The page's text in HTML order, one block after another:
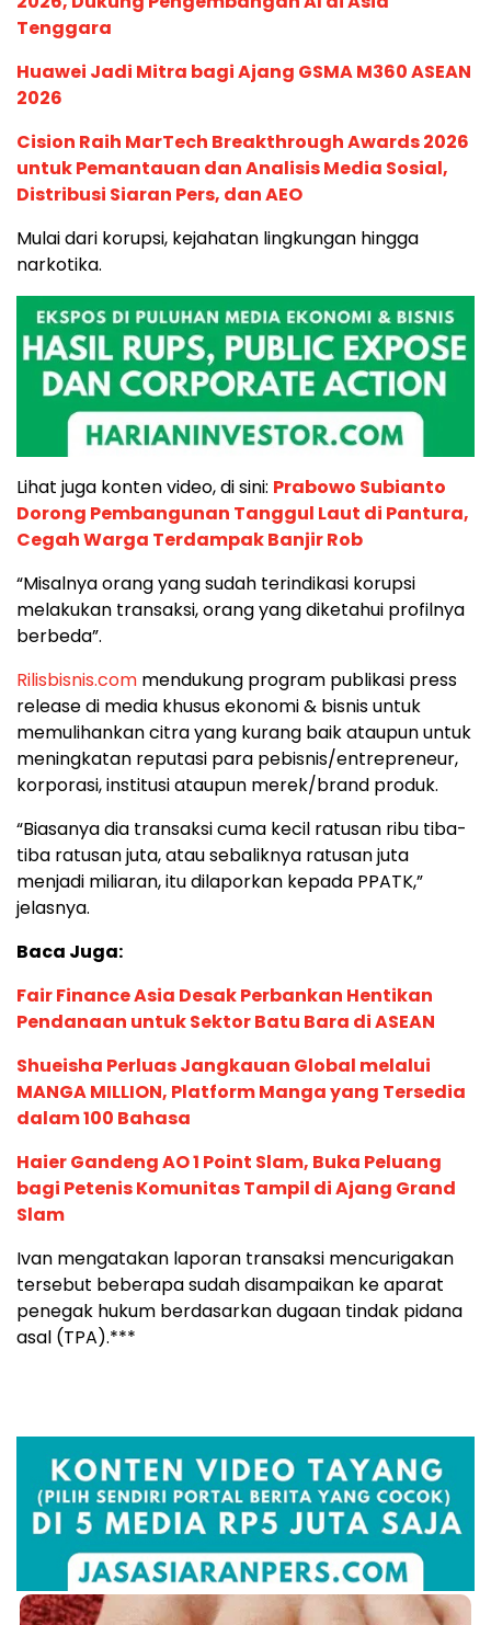
Tenggara
Huawei Jadi Mitra bagi Ajang GSMA M360 ASEAN
2026
Cision Raih MarTech Breakthrough Awards 2026
untuk Pemantauan dan Analisis Media Sosial,
Distribusi Siaran Pers, dan AEO
Mulai dari korupsi, kejahatan lingkungan hingga
narkotika.
Lihat juga konten video, di sini: Prabowo Subianto
Dorong Pembangunan Tanggul Laut di Pantura,
Cegah Warga Terdampak Banjir Rob
“Misalnya orang yang sudah terindikasi korupsi
melakukan transaksi, orang yang diketahui profilnya
berbeda”.
Rilisbisnis.com mendukung program publikasi press
release di media khusus ekonomi & bisnis untuk
memulihankan citra yang kurang baik ataupun untuk
meningkatan reputasi para pebisnis/entrepreneur,
korporasi, institusi ataupun merek/brand produk.
“Biasanya dia transaksi cuma kecil ratusan ribu tiba-
tiba ratusan juta, atau sebaliknya ratusan juta
menjadi miliaran, itu dilaporkan kepada PPATK,”
jelasnya.
Baca Juga:
Fair Finance Asia Desak Perbankan Hentikan
Pendanaan untuk Sektor Batu Bara di ASEAN
Shueisha Perluas Jangkauan Global melalui
MANGA MILLION, Platform Manga yang Tersedia
dalam 100 Bahasa
Haier Gandeng AO 1 Point Slam, Buka Peluang
bagi Petenis Komunitas Tampil di Ajang Grand
Slam
Ivan mengatakan laporan transaksi mencurigakan
tersebut beberapa sudah disampaikan ke aparat
penegak hukum berdasarkan dugaan tindak pidana
asal (TPA).***